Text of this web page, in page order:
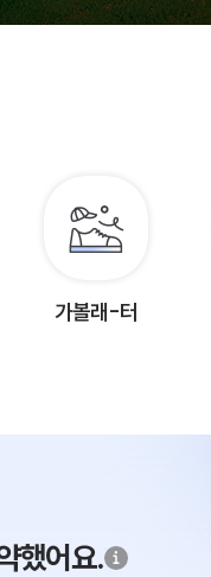
가볼래-터
했어요.